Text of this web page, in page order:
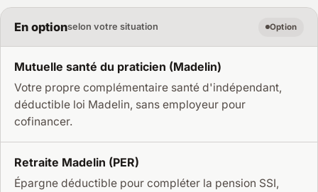
En optionselon votre situation Option
Mutuelle santé du praticien (Madelin)
Votre propre complémentaire santé d'indépendant,
déductible loi Madelin, sans employeur pour
cofinancer.
Retraite Madelin (PER)
Épargne déductible pour compléter la pension SSI,